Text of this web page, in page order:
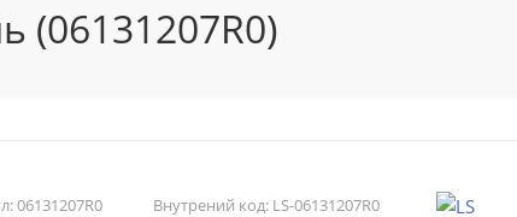
(06131207R0)
06131207R0 Внутрений код: LS-06131207R0